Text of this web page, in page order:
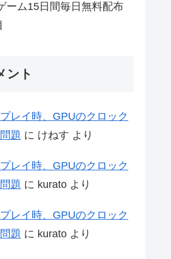
ーム15日間毎日無料配布
ント
レイ時、GPUのクロック
題 に けねす より
レイ時、GPUのクロック
題 に kurato より
レイ時、GPUのクロック
題 に kurato より